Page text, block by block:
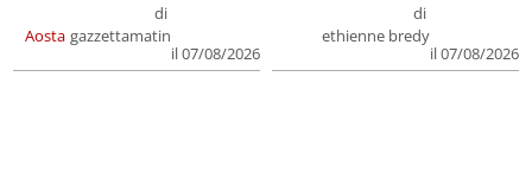
Aosta
di
gazzettamatin
il 07/08/2026
di
ethienne bredy
il 07/08/2026